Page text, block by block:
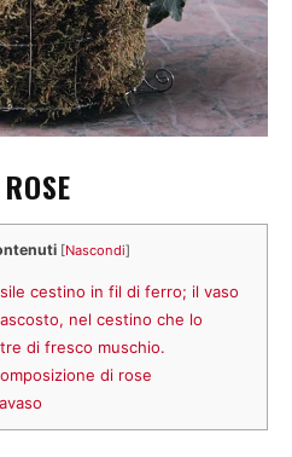
[Nascondi]
cestino in fil di ferro; il vaso
nel cestino che lo
di fresco muschio.
di rose